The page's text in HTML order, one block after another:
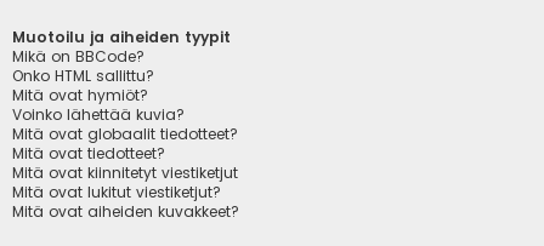
Muotoilu ja aiheiden tyypit
Mikä on BBCode?
Onko HTML sallittu?
Mitä ovat hymiöt?
Voinko lähettää kuvia?
Mitä ovat globaalit tiedotteet?
Mitä ovat tiedotteet?
Mitä ovat kiinnitetyt viestiketjut
Mitä ovat lukitut viestiketjut?
Mitä ovat aiheiden kuvakkeet?